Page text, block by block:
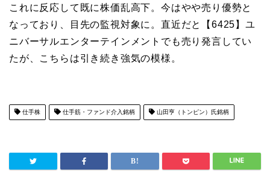
これに反応して既に株価乱高下。今はやや売り優勢と
なっており、目先の監視対象に。直近だと【6425】ユ
ニバーサルエンターテインメントでも売り発言してい
たが、こちらは引き続き強気の模様。
仕手株 仕手筋・ファンド介入銘柄 山田亨（トンピン）氏銘柄